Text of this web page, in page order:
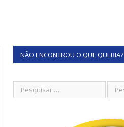
NÃO ENCONTROU O QUE QUERIA?